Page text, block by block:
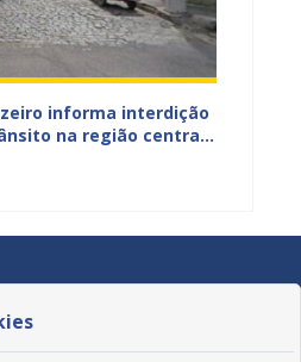
informa interdição
na região central